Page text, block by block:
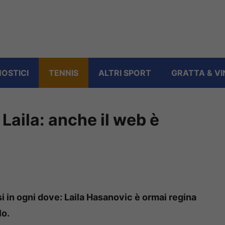
TENNIS ALTRI SPORT GRATTA &
anche il web è
in ogni dove: Laila Hasanovic è ormai regina